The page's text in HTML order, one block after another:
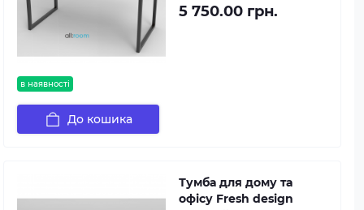
в наявності
5 750.00 грн.
До кошика
Тумба для дому та
офісу Fresh design